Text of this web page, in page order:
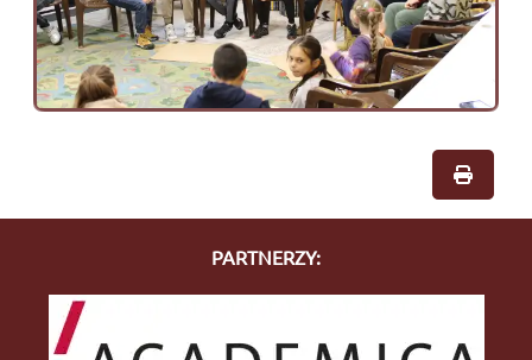
PARTNERZY: